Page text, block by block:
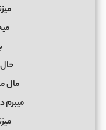
مال
میبرم